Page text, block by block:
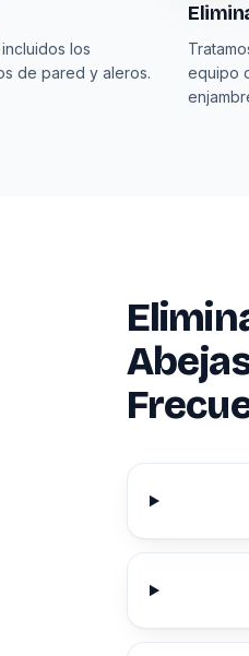
los
de pared y aleros.
equipo